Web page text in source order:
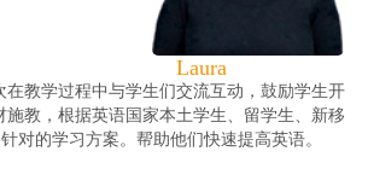
Laura
在教学过程中与学生们交流互动，鼓励学生开
施教，根据英语国家本土学生、留学生、新移
对的学习方案。帮助他们快速提高英语。